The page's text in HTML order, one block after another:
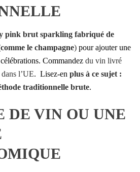
pink brut sparkling fabriqué de
le champagne) pour ajouter une
Commandez du vin livré
l’UE. Lisez-en plus à ce sujet :
traditionnelle brute.
DE VIN OU UNE